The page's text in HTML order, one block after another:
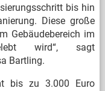
bis hin
Diese große
Gebäudebereich im
wird“, sagt
Bartling.
bis zu 3.000 Euro